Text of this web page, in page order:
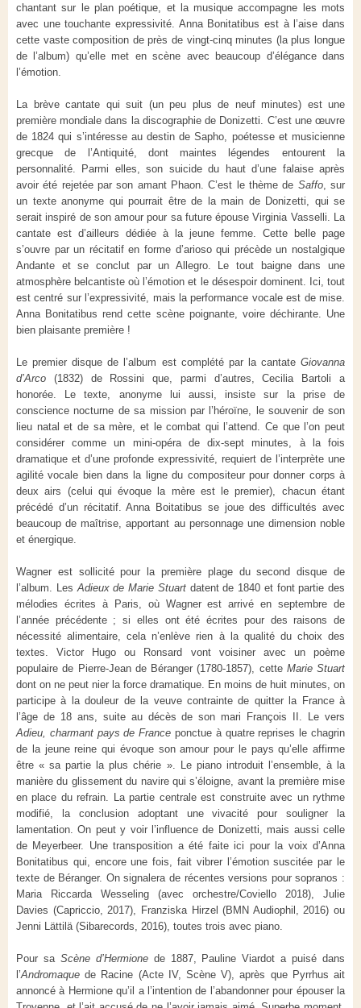
chantant sur le plan poétique, et la musique accompagne les mots
avec une touchante expressivité. Anna Bonitatibus est à l’aise dans
cette vaste composition de près de vingt-cinq minutes (la plus longue
de l’album) qu’elle met en scène avec beaucoup d’élégance dans
l’émotion.
La brève cantate qui suit (un peu plus de neuf minutes) est une
première mondiale dans la discographie de Donizetti. C’est une œuvre
de 1824 qui s’intéresse au destin de Sapho, poétesse et musicienne
grecque de l’Antiquité, dont maintes légendes entourent la
personnalité. Parmi elles, son suicide du haut d’une falaise après
avoir été rejetée par son amant Phaon. C’est le thème de Saffo, sur
un texte anonyme qui pourrait être de la main de Donizetti, qui se
serait inspiré de son amour pour sa future épouse Virginia Vasselli. La
cantate est d’ailleurs dédiée à la jeune femme. Cette belle page
s’ouvre par un récitatif en forme d’arioso qui précède un nostalgique
Andante et se conclut par un Allegro. Le tout baigne dans une
atmosphère belcantiste où l’émotion et le désespoir dominent. Ici, tout
est centré sur l’expressivité, mais la performance vocale est de mise.
Anna Bonitatibus rend cette scène poignante, voire déchirante. Une
bien plaisante première !
Le premier disque de l’album est complété par la cantate Giovanna
d’Arco (1832) de Rossini que, parmi d’autres, Cecilia Bartoli a
honorée. Le texte, anonyme lui aussi, insiste sur la prise de
conscience nocturne de sa mission par l’héroïne, le souvenir de son
lieu natal et de sa mère, et le combat qui l’attend. Ce que l’on peut
considérer comme un mini-opéra de dix-sept minutes, à la fois
dramatique et d’une profonde expressivité, requiert de l’interprète une
agilité vocale bien dans la ligne du compositeur pour donner corps à
deux airs (celui qui évoque la mère est le premier), chacun étant
précédé d’un récitatif. Anna Boitatibus se joue des difficultés avec
beaucoup de maîtrise, apportant au personnage une dimension noble
et énergique.
Wagner est sollicité pour la première plage du second disque de
l’album. Les Adieux de Marie Stuart datent de 1840 et font partie des
mélodies écrites à Paris, où Wagner est arrivé en septembre de
l’année précédente ; si elles ont été écrites pour des raisons de
nécessité alimentaire, cela n’enlève rien à la qualité du choix des
textes. Victor Hugo ou Ronsard vont voisiner avec un poème
populaire de Pierre-Jean de Béranger (1780-1857), cette Marie Stuart
dont on ne peut nier la force dramatique. En moins de huit minutes, on
participe à la douleur de la veuve contrainte de quitter la France à
l’âge de 18 ans, suite au décès de son mari François II. Le vers
Adieu, charmant pays de France ponctue à quatre reprises le chagrin
de la jeune reine qui évoque son amour pour le pays qu’elle affirme
être « sa partie la plus chérie ». Le piano introduit l’ensemble, à la
manière du glissement du navire qui s’éloigne, avant la première mise
en place du refrain. La partie centrale est construite avec un rythme
modifié, la conclusion adoptant une vivacité pour souligner la
lamentation. On peut y voir l’influence de Donizetti, mais aussi celle
de Meyerbeer. Une transposition a été faite ici pour la voix d’Anna
Bonitatibus qui, encore une fois, fait vibrer l’émotion suscitée par le
texte de Béranger. On signalera de récentes versions pour sopranos :
Maria Riccarda Wesseling (avec orchestre/Coviello 2018), Julie
Davies (Capriccio, 2017), Franziska Hirzel (BMN Audiophil, 2016) ou
Jenni Lättilä (Sibarecords, 2016), toutes trois avec piano.
Pour sa Scène d’Hermionede 1887, Pauline Viardot a puisé dans
l’Andromaque de Racine (Acte IV, Scène V), après que Pyrrhus ait
annoncé à Hermione qu’il a l’intention de l’abandonner pour épouser la